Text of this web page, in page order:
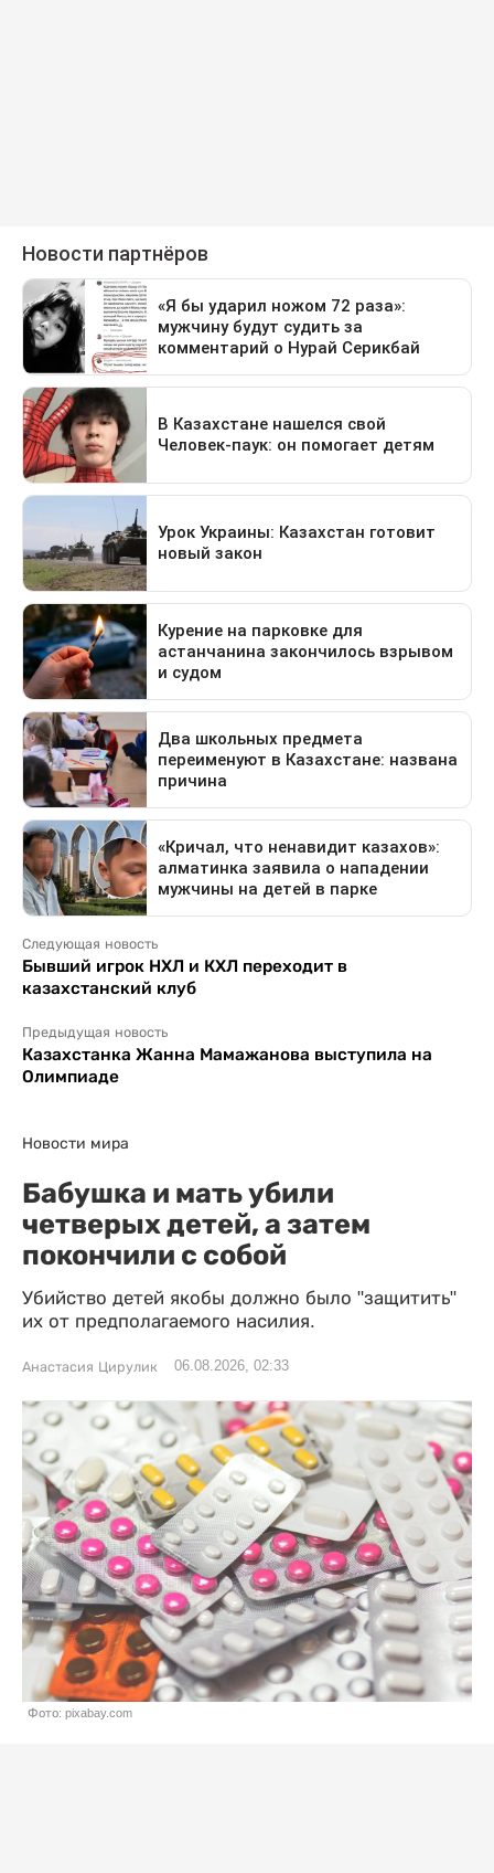
Следующая новость
Бывший игрок НХЛ и КХЛ переходит в
казахстанский клуб
Предыдущая новость
Казахстанка Жанна Мамажанова выступила на
Олимпиаде
Новости мира
Бабушка и мать убили
четверых детей, а затем
покончили с собой
Убийство детей якобы должно было "защитить"
их от предполагаемого насилия.
Анастасия Цирулик 06.08.2026, 02:33
Фото: pixabay.com